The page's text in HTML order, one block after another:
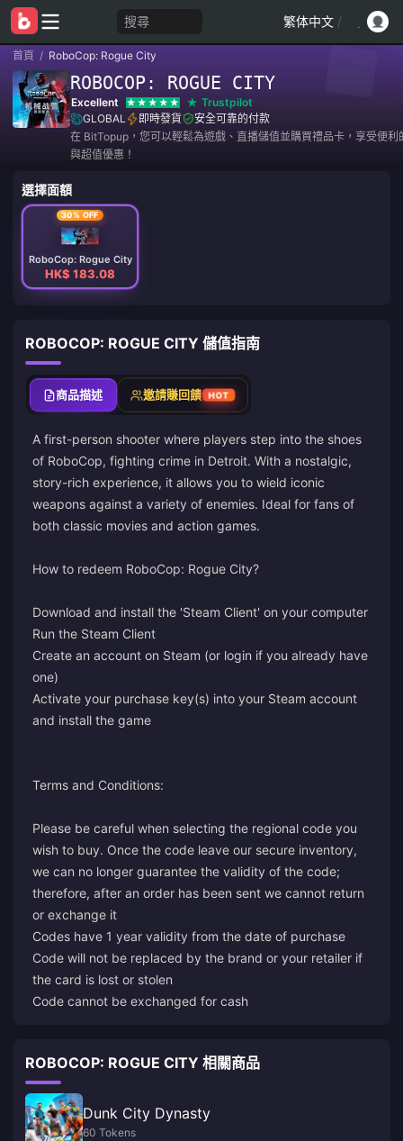
搜尋 繁体中文 /
首頁 / RoboCop: Rogue City
ROBOCOP: ROGUE CITY
Excellent
Trustpilot
GLOBAL
即時發貨
安全可靠的付款
在 BitTopup，您可以輕鬆為遊戲、直播儲值並購買禮品卡，享受便利
與超值優惠！
選擇面額
30% OFF
RoboCop: Rogue City
HK$ 183.08
ROBOCOP: ROGUE CITY 儲值指南
商品描述 邀請賺回饋 HOT
A first-person shooter where players step into the shoes
of RoboCop, fighting crime in Detroit. With a nostalgic,
story-rich experience, it allows you to wield iconic
weapons against a variety of enemies. Ideal for fans of
both classic movies and action games.
How to redeem RoboCop: Rogue City?
Download and install the 'Steam Client' on your computer
Run the Steam Client
Create an account on Steam (or login if you already have
one)
Activate your purchase key(s) into your Steam account
and install the game
Terms and Conditions:
Please be careful when selecting the regional code you
wish to buy. Once the code leave our secure inventory,
we can no longer guarantee the validity of the code;
therefore, after an order has been sent we cannot return
or exchange it
Codes have 1 year validity from the date of purchase
Code will not be replaced by the brand or your retailer if
the card is lost or stolen
Code cannot be exchanged for cash
ROBOCOP: ROGUE CITY 相關商品
Dunk City Dynasty
60 Tokens